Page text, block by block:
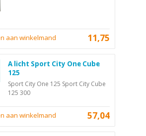
11,75
aan winkelmand
A licht Sport City One Cube
125
Sport City One 125 Sport City Cube
125 300
57,04
aan winkelmand